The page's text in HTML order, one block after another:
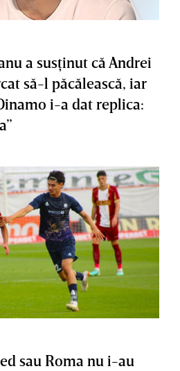
a susţinut că Andrei
să-l păcălească, iar
i-a dat replica:
sau Roma nu i-au